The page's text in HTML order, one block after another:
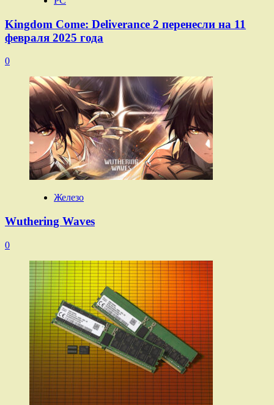
Kingdom Come: Deliverance 2 перенесли на 11
февраля 2025 года
0
Железо
Wuthering Waves
0